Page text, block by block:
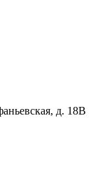
д. 18В